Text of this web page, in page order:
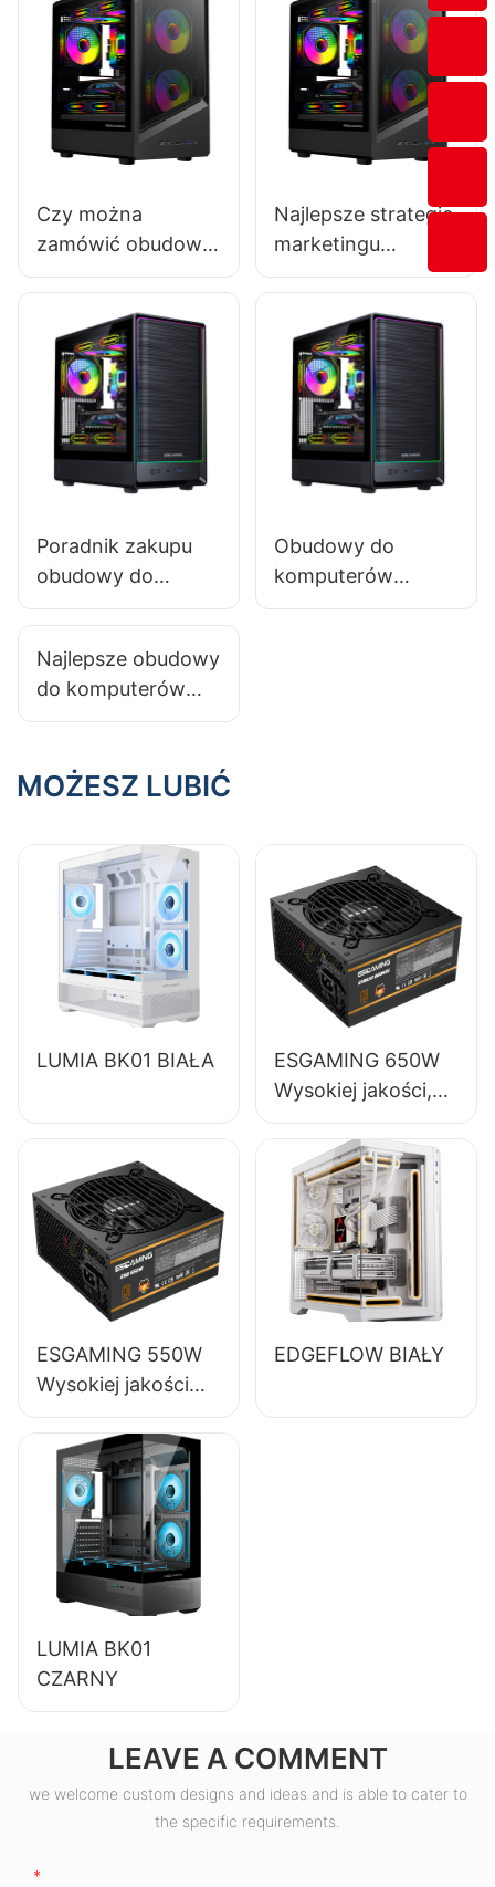
Czy można
zamówić obudowę
komputera
nadrukiem?
Najlepsze strategie
marketingu
obudów
jako producent
Poradnik zakupu
obudowy do
komputera
Ocena opcji
montażu
wentylatora w
Obudowy do
komputerów
gamingowych
Najlepsze obudowy
do komputerów
gamingowych dla
umiarkowanym
MOŻESZ LUBIĆ
LUMIA BK01 BIAŁA
ESGAMING 650W
Wysokiej jakości,
85% sprawności,
pełnomodułowy
zasilacz do
komputerów
stacjonarnych 80+
Bronze ESB650W
ESGAMING 550W
Wysokiej jakości
zasilacz do
komputerów
stacjonarnych o
sprawności 85%,
80+ Bronze
ESB550W
EDGEFLOW BIAŁY
LUMIA BK01
CZARNY
LEAVE A COMMENT
we welcome custom designs and ideas and is able to cater to
the specific requirements.